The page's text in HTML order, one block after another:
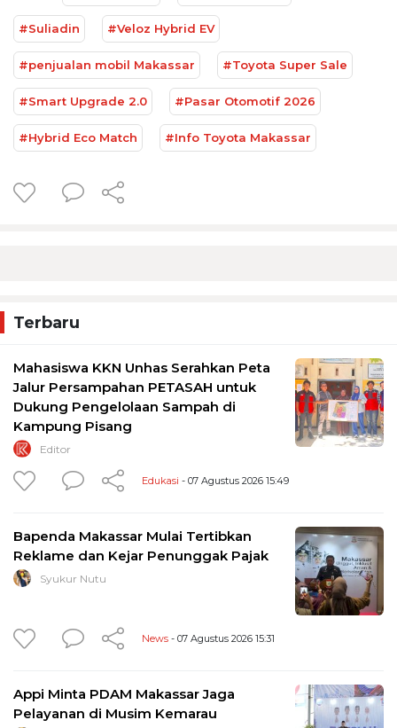
#Suliadin #Veloz Hybrid EV
#penjualan mobil Makassar #Toyota Super Sale
#Smart Upgrade 2.0 #Pasar Otomotif 2026
#Hybrid Eco Match #Info Toyota Makassar
Terbaru
Mahasiswa KKN Unhas Serahkan Peta
Jalur Persampahan PETASAH untuk
Dukung Pengelolaan Sampah di
Kampung Pisang
Editor
Edukasi - 07 Agustus 2026 15:49
Bapenda Makassar Mulai Tertibkan
Reklame dan Kejar Penunggak Pajak
Syukur Nutu
News - 07 Agustus 2026 15:31
Appi Minta PDAM Makassar Jaga
Pelayanan di Musim Kemarau